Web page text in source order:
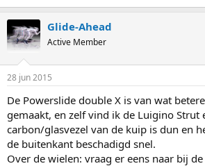
Glide-Ahead
Active Member
28 jun 2015
De Powerslide double X is van wat
gemaakt, en zelf vind ik de Luigino Strut
carbon/glasvezel van de kuip is dun en
de buitenkant beschadigd snel.
Over de wielen: vraag er eens naar bij